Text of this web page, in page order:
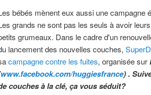
bébés mènent eux aussi une campagne
grands ne sont pas les seuls à avoir
grumeaux. Dans le cadre d'un
lancement des nouvelles couches,
campagne contre les fuites, organisée sur
www.facebook.com/huggiesfrance) .
couches à la clé, ça vous séduit?